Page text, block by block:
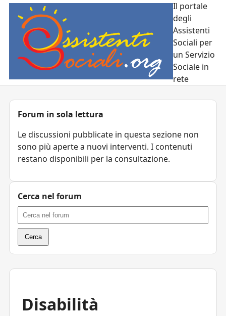
Il portale
degli
Assistenti
Sociali per
un Servizio
Sociale in
rete
Disabilità
Forum in sola lettura
Le discussioni pubblicate in questa sezione non
sono più aperte a nuovi interventi. I contenuti
restano disponibili per la consultazione.
Cerca nel forum
Cerca